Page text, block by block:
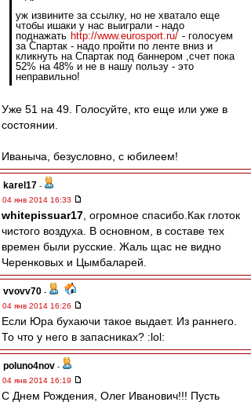
уж извините за ссылку, но не хватало еще
чтобы ишаки у нас выиграли - надо
поднажать http://www.eurosport.ru/ - голосуем
за Спартак - надо пройти по ленте вниз и
кликнуть на Спартак под баннером ,счет пока
52% на 48% и не в нашу пользу - это
неправильно!
Уже 51 на 49. Голосуйте, кто еще или уже в
состоянии.
Иваныча, безусловно, с юбилеем!
karel17 -
04 янв 2014 16:33
whitepissuar17 , огромное спасибо.Как глоток
чистого воздуха. В основном, в составе тех
времен были русские. Жаль щас не видно
Черенковых и Цымбаларей.
vvovv70 -
04 янв 2014 16:26
Если Юра бухаючи такое выдает. Из раннего.
То что у него в запасниках? :lol:
poluno4nov -
04 янв 2014 16:19
С Днем Рождения, Олег Иванович!!! Пусть